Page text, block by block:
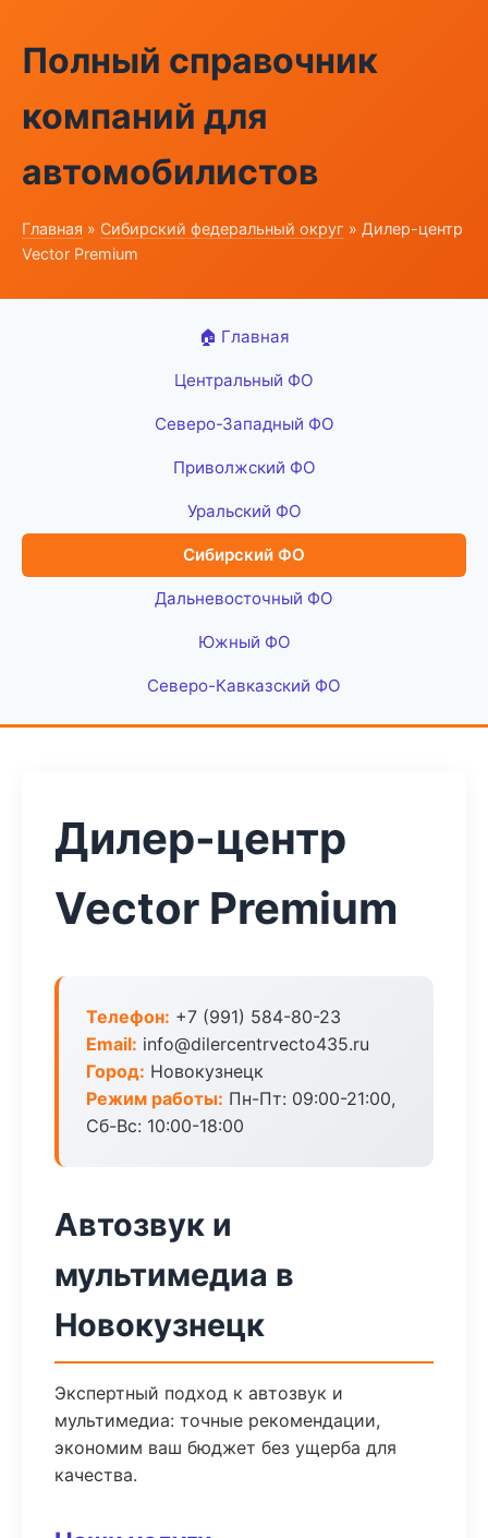
Полный справочник
компаний для
автомобилистов
Главная » Сибирский федеральный округ » Дилер-центр
Vector Premium
🏠 Главная
Центральный ФО
Северо-Западный ФО
Приволжский ФО
Уральский ФО
Сибирский ФО
Дальневосточный ФО
Южный ФО
Северо-Кавказский ФО
Дилер-центр
Vector Premium
Телефон: +7 (991) 584-80-23
Email: info@dilercentrvecto435.ru
Город: Новокузнецк
Режим работы: Пн-Пт: 09:00-21:00,
Сб-Вс: 10:00-18:00
Автозвук и
мультимедиа в
Новокузнецк
Экспертный подход к автозвук и
мультимедиа: точные рекомендации,
экономим ваш бюджет без ущерба для
качества.